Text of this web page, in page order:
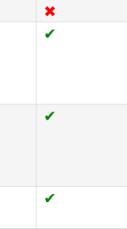
✖
✔
✔
✔